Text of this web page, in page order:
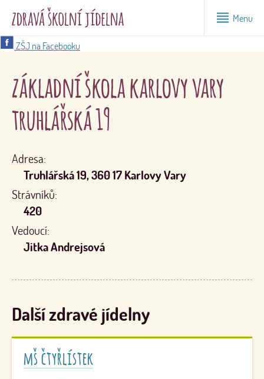
Menu
ZŠJ na Facebooku
základní škola karlovy vary
truhlářská 19
Adresa:
Truhlářská 19, 360 17 Karlovy Vary
Strávníků:
420
Vedoucí:
Jitka Andrejsová
Další zdravé jídelny
mš čtyřlístek